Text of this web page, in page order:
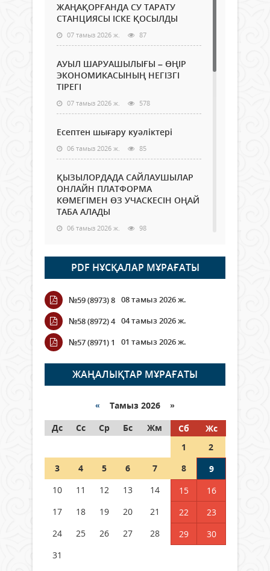
ЖАҢАҚОРҒАНДА СУ ТАРАТУ
СТАНЦИЯСЫ ІСКЕ ҚОСЫЛДЫ
07 тамыз 2026 ж. 87
АУЫЛ ШАРУАШЫЛЫҒЫ – ӨҢІР
ЭКОНОМИКАСЫНЫҢ НЕГІЗГІ
ТІРЕГІ
07 тамыз 2026 ж. 578
Есептен шығару куәліктері
06 тамыз 2026 ж. 85
ҚЫЗЫЛОРДАДА САЙЛАУШЫЛАР
ОНЛАЙН ПЛАТФОРМА
КӨМЕГІМЕН ӨЗ УЧАСКЕСІН ОҢАЙ
ТАБА АЛАДЫ
06 тамыз 2026 ж. 98
Open Air: Қызылорда облысы
полиция департаменті 20
мыңнан астам көрерменнің
қауіпсіздігін қамтамасыз етті
06 тамыз 2026 ж.
Wi-Fi ҚАБЫРҒА АРҚЫЛЫ ҚАЛАЙ
ӨТЕДІ?
06 тамыз 2026 ж. 276
граждане Казахстана,
05 тамыз 2026 ж. 157
Шетелде жүрген Қазақстан
азаматтары қалай дауыс бере
PDF НҰСҚАЛАР МҰРАҒАТЫ
№59 (8973) 8 08 тамыз 2026 ж.
№58 (8972) 4 04 тамыз 2026 ж.
№57 (8971) 1
01 тамыз 2026 ж.
ЖАҢАЛЫҚТАР МҰРАҒАТЫ
« Тамыз 2026 »
Дс
Сс Ср Бс Жм Сб
Жс
1
2
3
4 5 6 7 8
9
10
11 12 13 14 15
16
17
18 19 20 21 22
23
24
25 26 27 28 29
30
31